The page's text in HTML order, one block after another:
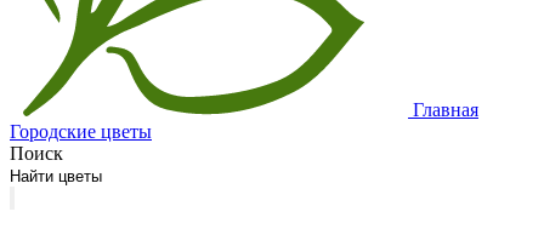
Главная
Городские цветы
Поиск